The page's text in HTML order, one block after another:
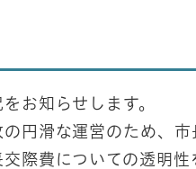
お知らせします。
円滑な運営のため、市
際費についての透明